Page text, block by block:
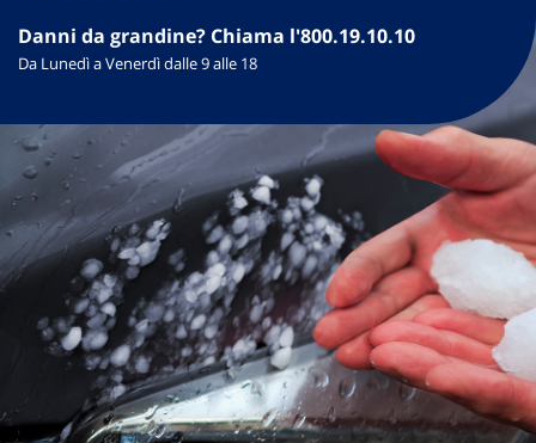
Danni da grandine? Chiama l'800.19.10.10
Da Lunedì a Venerdì dalle 9 alle 18